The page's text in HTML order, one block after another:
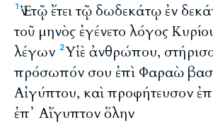
1 Ἐν τῷ ἔτει τῷ δωδεκάτῳ ἐν
τοῦ μηνὸς ἐγένετο λόγος
λέγων 2Υἱὲ ἀνθρώπου,
πρόσωπόν σου ἐπὶ Φαραὼ
Αἰγύπτου, καὶ προφήτευσον
ἐπ᾽ Αἴγυπτον ὅλην